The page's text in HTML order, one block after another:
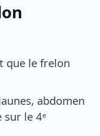
que le frelon
abdomen
le 4ᵉ